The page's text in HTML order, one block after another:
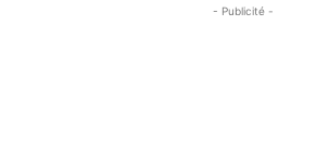
- Publicité -